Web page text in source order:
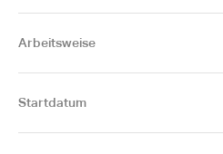
Arbeitsweise
Startdatum